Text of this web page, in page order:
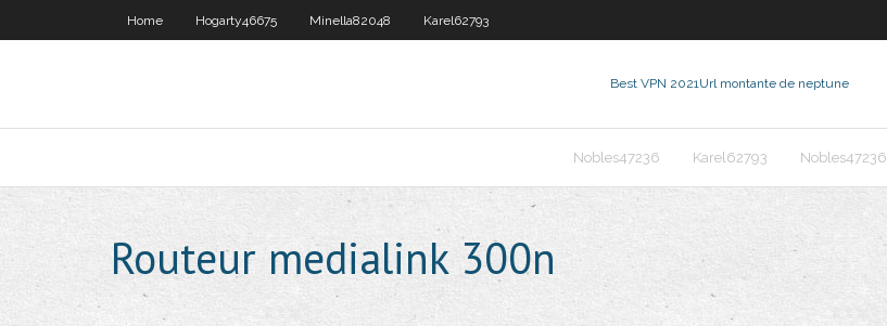
Home Hogarty46675 Minella82048 Karel62793
Best VPN 2021Url montante de neptune
Nobles47236 Karel62793 Nobles47236
Routeur medialink 300n